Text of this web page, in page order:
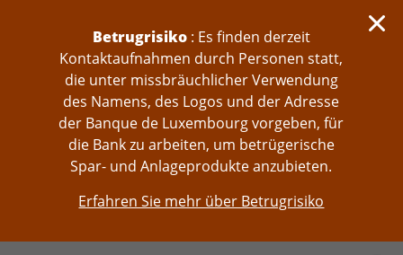
Betrugrisiko: Es finden derzeit
Kontaktaufnahmen durch Personen statt,
die unter missbräuchlicher Verwendung
des Namens, des Logos und der Adresse
der Banque de Luxembourg vorgeben, für
die Bank zu arbeiten, um betrügerische
Spar- und Anlageprodukte anzubieten.
Erfahren Sie mehr über Betrugrisiko